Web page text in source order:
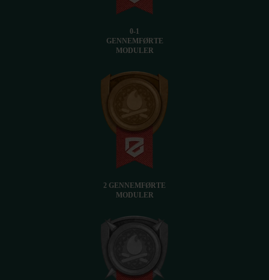
0-1
GENNEMFØRTE
MODULER
2 GENNEMFØRTE
MODULER